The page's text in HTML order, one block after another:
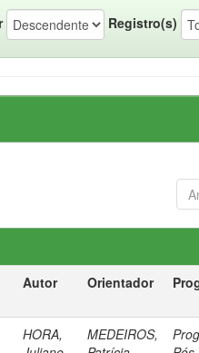
Registro(s)
Autor Orientador
HORA,
MEDEIROS,